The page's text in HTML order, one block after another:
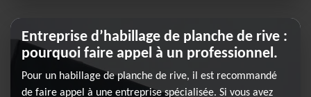
Entreprise d’habillage de planche de rive :
pourquoi faire appel à un professionnel.
Pour un habillage de planche de rive, il est recommandé
de faire appel à une entreprise spécialisée. Si vous avez